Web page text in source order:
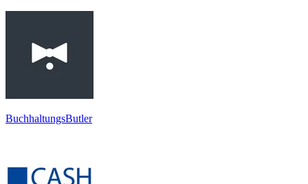
BuchhaltungsButler